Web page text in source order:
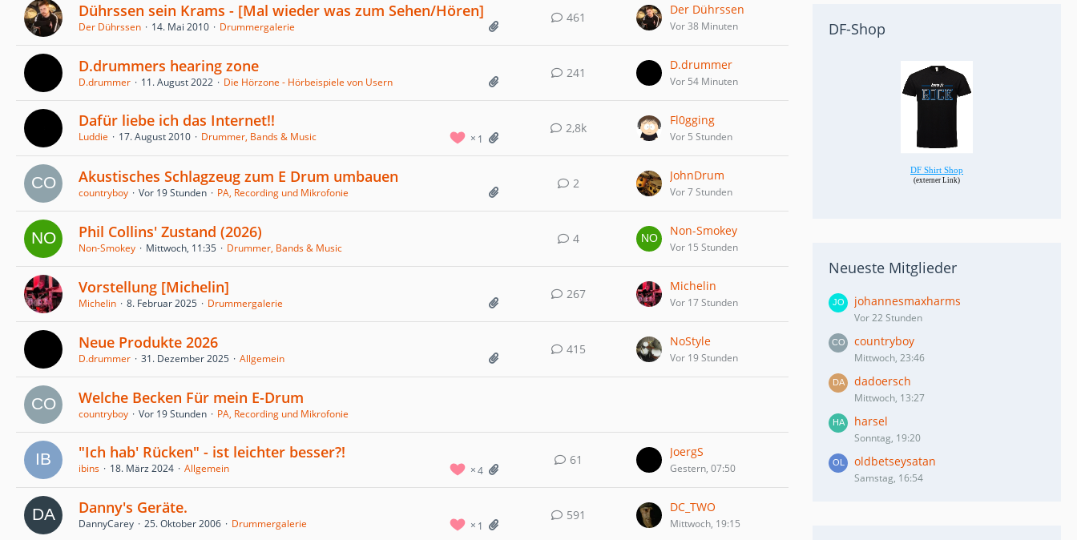
Dührssen sein Krams - [Mal wieder was zum Sehen/Hören]
Der Dührssen 14. Mai 2010 Drummergalerie
461
Der Dührssen
Vor 38 Minuten
D.drummers hearing zone
D.drummer 11. August 2022 Die Hörzone - Hörbeispiele von Usern
241
D.drummer
Vor 54 Minuten
Dafür liebe ich das Internet!!
1
Luddie 17. August 2010 Drummer, Bands & Music
2,8k
Fl0gging
Vor 5 Stunden
Akustisches Schlagzeug zum E Drum umbauen
countryboy Vor 19 Stunden PA, Recording und Mikrofonie
2
JohnDrum
Vor 7 Stunden
Phil Collins' Zustand (2026)
Non-Smokey Mittwoch, 11:35 Drummer, Bands & Music
4
Non-Smokey
Vor 15 Stunden
Vorstellung [Michelin]
Michelin 8. Februar 2025 Drummergalerie
267
Michelin
Vor 17 Stunden
Neue Produkte 2026
D.drummer 31. Dezember 2025 Allgemein
415
NoStyle
Vor 19 Stunden
Welche Becken Für mein E-Drum
countryboy Vor 19 Stunden PA, Recording und Mikrofonie
"Ich hab' Rücken" - ist leichter besser?!
4
ibins 18. März 2024 Allgemein
61
JoergS
Gestern, 07:50
Danny's Geräte.
1
DannyCarey 25. Oktober 2006 Drummergalerie
591
DC_TWO
Mittwoch, 19:15
DF-Shop
Neueste Mitglieder
johannesmaxharms
Vor 22 Stunden
countryboy
Mittwoch, 23:46
dadoersch
Mittwoch, 13:27
harsel
Sonntag, 19:20
oldbetseysatan
Samstag, 16:54